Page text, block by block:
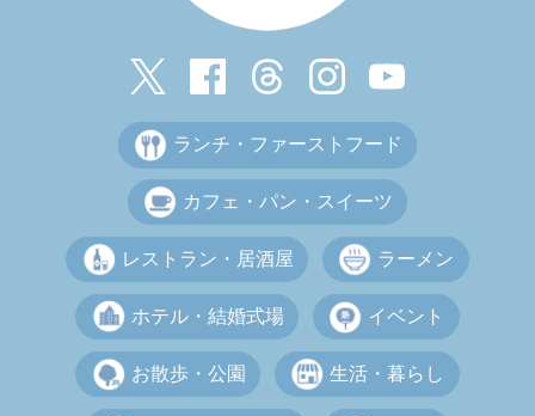
ランチ・ファーストフード
カフェ・パン・スイーツ
レストラン・居酒屋 ラーメン
ホテル・結婚式場 イベント
お散歩・公園 生活・暮らし